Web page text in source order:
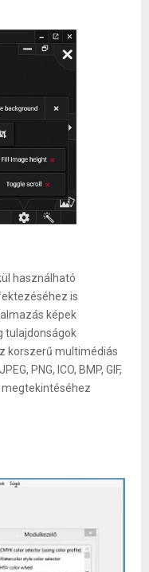
használható
is
képek
tulajdonságok
korszerű multimédiás
PNG, ICO, BMP, GIF,
megtekintéséhez